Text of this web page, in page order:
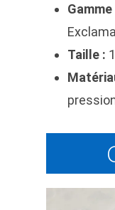
Gamme
Taille :